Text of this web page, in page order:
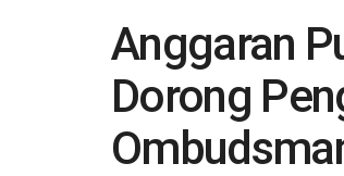
Anggaran
Dorong